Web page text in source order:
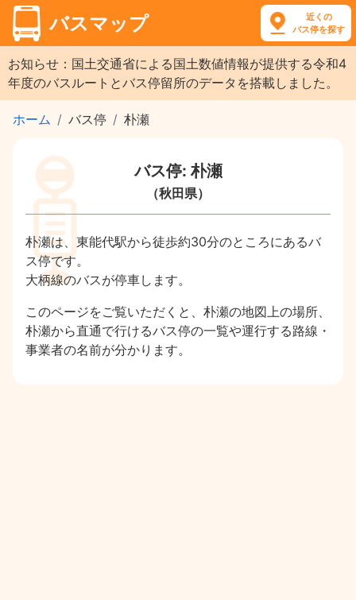
バスマップ
近くの
バス停を探す
お知らせ：国土交通省による国土数値情報が提供する令和4
年度のバスルートとバス停留所のデータを搭載しました。
ホーム バス停 朴瀬
バス停: 朴瀬
（秋田県）
朴瀬は、東能代駅から徒歩約30分のところにあるバ
ス停です。
大柄線のバスが停車します。
このページをご覧いただくと、朴瀬の地図上の場所、
朴瀬から直通で行けるバス停の一覧や運行する路線・
事業者の名前が分かります。